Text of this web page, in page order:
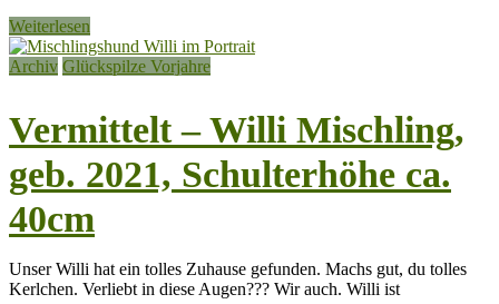
Weiterlesen
Archiv Glückspilze Vorjahre
Vermittelt – Willi Mischling,
geb. 2021, Schulterhöhe ca.
40cm
Unser Willi hat ein tolles Zuhause gefunden. Machs gut, du tolles
Kerlchen. Verliebt in diese Augen??? Wir auch. Willi ist